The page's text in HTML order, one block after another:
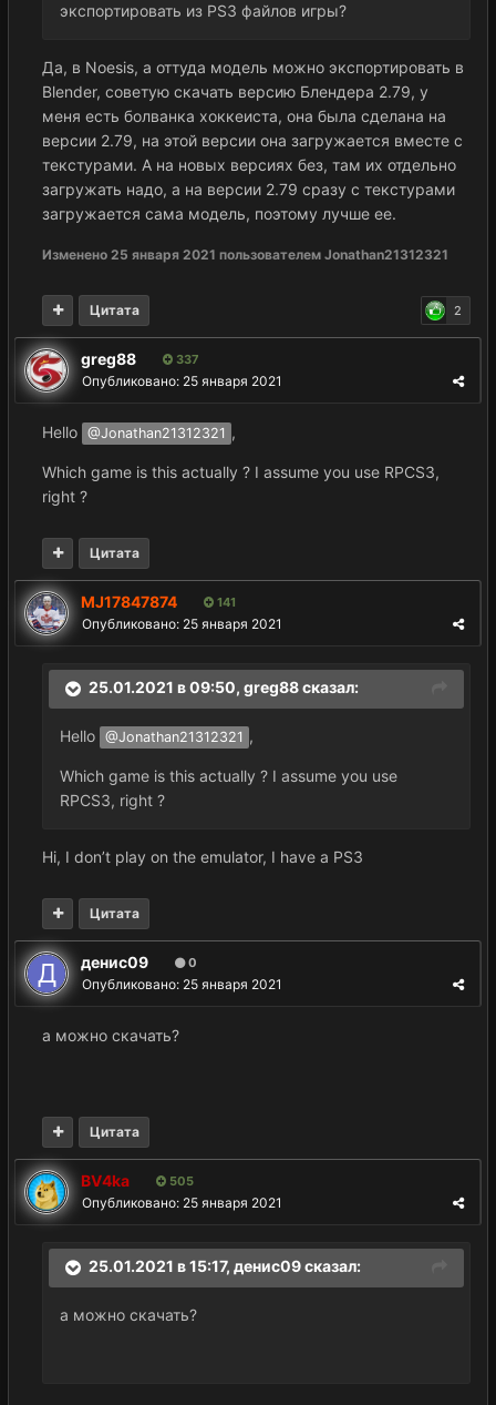
экспортировать из PS3 файлов игры?
Да, в Noesis, а оттуда модель можно экспортировать в
Blender, советую скачать версию Блендера 2.79, у
меня есть болванка хоккеиста, она была сделана на
версии 2.79, на этой версии она загружается вместе с
текстурами. А на новых версиях без, там их отдельно
загружать надо, а на версии 2.79 сразу с текстурами
загружается сама модель, поэтому лучше ее.
Изменено 25 января 2021 пользователем Jonathan21312321
2
Цитата
greg88 337
Опубликовано: 25 января 2021
Hello @Jonathan21312321 ,
Which game is this actually ? I assume you use RPCS3,
right ?
Цитата
MJ17847874 141
Опубликовано: 25 января 2021
25.01.2021 в 09:50, greg88сказал:
Hello @Jonathan21312321 ,
Which game is this actually ? I assume you use
RPCS3, right ?
Hi, I don’t play on the emulator, I have a PS3
Цитата
денис09 0
Опубликовано: 25 января 2021
а можно скачать?
Цитата
BV4ka 505
Опубликовано: 25 января 2021
25.01.2021 в 15:17, денис09сказал:
а можно скачать?